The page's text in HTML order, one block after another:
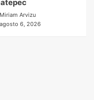
Miriam Arvizu
agosto 6, 2026